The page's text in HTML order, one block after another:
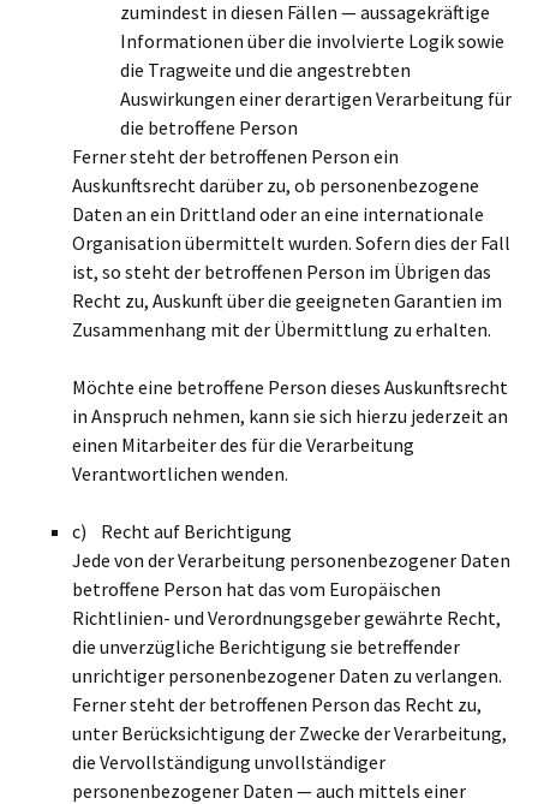
zumindest in diesen Fällen — aussagekräftige
Informationen über die involvierte Logik sowie
die Tragweite und die angestrebten
Auswirkungen einer derartigen Verarbeitung für
die betroffene Person
Ferner steht der betroffenen Person ein
Auskunftsrecht darüber zu, ob personenbezogene
Daten an ein Drittland oder an eine internationale
Organisation übermittelt wurden. Sofern dies der Fall
ist, so steht der betroffenen Person im Übrigen das
Recht zu, Auskunft über die geeigneten Garantien im
Zusammenhang mit der Übermittlung zu erhalten.
Möchte eine betroffene Person dieses Auskunftsrecht
in Anspruch nehmen, kann sie sich hierzu jederzeit an
einen Mitarbeiter des für die Verarbeitung
Verantwortlichen wenden.
c) Recht auf Berichtigung
Jede von der Verarbeitung personenbezogener Daten
betroffene Person hat das vom Europäischen
Richtlinien- und Verordnungsgeber gewährte Recht,
die unverzügliche Berichtigung sie betreffender
unrichtiger personenbezogener Daten zu verlangen.
Ferner steht der betroffenen Person das Recht zu,
unter Berücksichtigung der Zwecke der Verarbeitung,
die Vervollständigung unvollständiger
personenbezogener Daten — auch mittels einer